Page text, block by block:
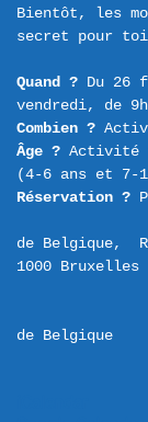
Bientôt, les
secret pour
Quand ? Du 26
Combien ?
Âge ? Activité
Réservation ?
de Belgique,
de Belgique